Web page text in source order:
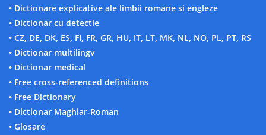
• Dictionare explicative ale limbii romane si engleze
• Dictionar cu detectie
• CZ, DE, DK, ES, FI, FR, GR, HU, IT, LT, MK, NL, NO, PL, PT, RS
• Dictionar multilingv
• Dictionar medical
• Free cross-referenced definitions
• Free Dictionary
• Dictionar Maghiar-Roman
• Glosare